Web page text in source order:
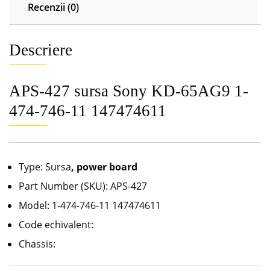
Recenzii (0)
Descriere
APS-427 sursa Sony KD-65AG9 1-
474-746-11 147474611
Type: Sursa, power board
Part Number (SKU): APS-427
Model: 1-474-746-11 147474611
Code echivalent:
Chassis: